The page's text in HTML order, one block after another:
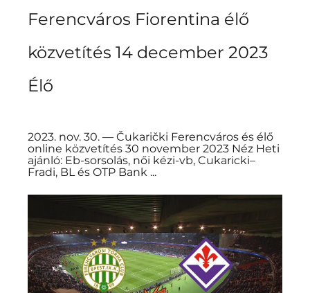
Ferencváros Fiorentina élő
közvetítés 14 december 2023
Élő
2023. nov. 30. — Čukarički Ferencváros és élő
online közvetítés 30 november 2023 Néz Heti
ajánló: Eb-sorsolás, női kézi-vb, Cukaricki–
Fradi, BL és OTP Bank ...